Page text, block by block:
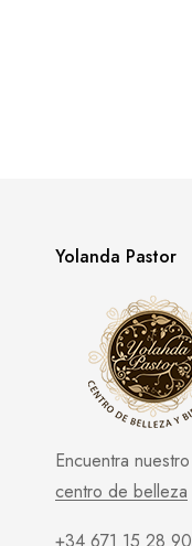
Yolanda Pastor
Encuentra nuestro
centro de belleza
+34 671 15 28 90